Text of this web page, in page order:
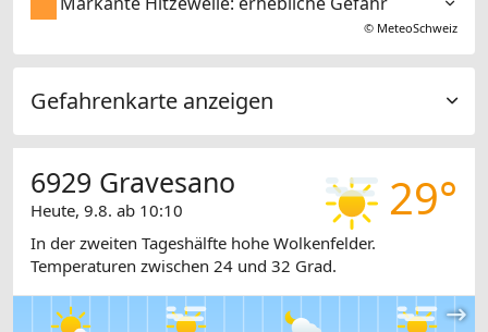
© MeteoSchweiz
Gefahrenkarte anzeigen
29°
6929 Gravesano
Heute, 9.8. ab 10:10
In der zweiten Tageshälfte hohe Wolkenfelder.
Temperaturen zwischen 24 und 32 Grad.